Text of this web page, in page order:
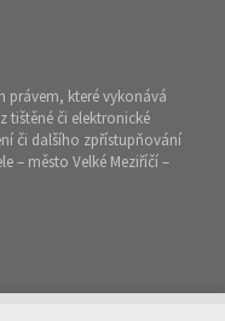
právem, které vykonává
tištěné či elektronické
či dalšího zpřístupňování
– město Velké Meziříčí –